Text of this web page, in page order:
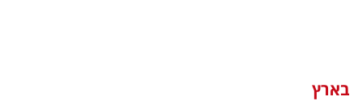
וצרכנות
בארץ